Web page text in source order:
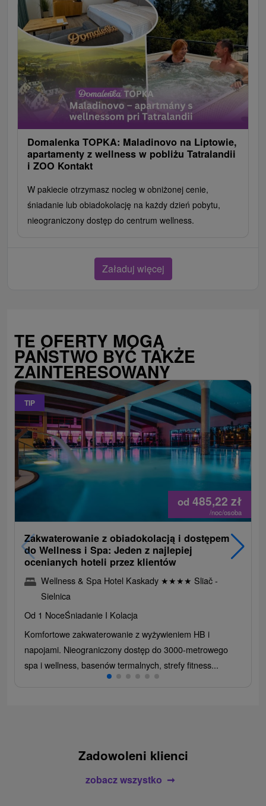
Domalenka TOPKA: Maladinovo na Liptowie,
apartamenty z wellness w pobliżu Tatralandii
i ZOO Kontakt
W pakiecie otrzymasz nocleg w obniżonej cenie,
śniadanie lub obiadokolację na każdy dzień pobytu,
nieograniczony dostęp do centrum wellness.
Załaduj więcej
TE OFERTY MOGĄ
PAŃSTWO BYĆ TAKŻE
ZAINTERESOWANY
TIP
od 485,22 zł
/noc/osoba
Zakwaterowanie z obiadokolacją i dostępem
do Wellness i Spa: Jeden z najlepiej
ocenianych hoteli przez klientów
Wellness & Spa Hotel Kaskady ★★★★ Sliač -
Sielnica
Od 1 NoceŚniadanie I Kolacja
Komfortowe zakwaterowanie z wyżywieniem HB i
napojami. Nieograniczony dostęp do 3000-metrowego
spa i wellness, basenów termalnych, strefy fitness...
Zadowoleni klienci
zobacz wszystko